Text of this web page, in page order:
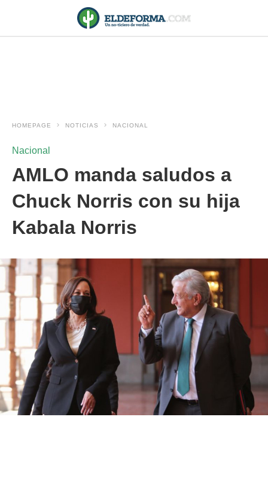
HOMEPAGE NOTICIAS NACIONAL
Nacional
AMLO manda saludos a
Chuck Norris con su hija
Kabala Norris